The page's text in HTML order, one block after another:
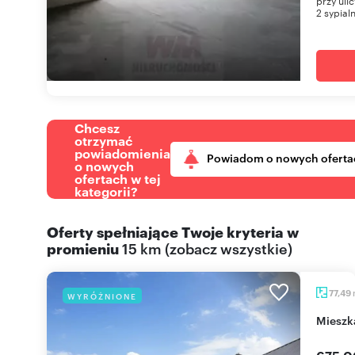
2
Chcesz
otrzymać
powiadomienia
o nowych
ofertach w tej
kategorii?
Powiadom o nowych
Oferty spełniające Twoje kryteria w
promieniu15 km (zobacz wszystkie)
WYRÓŻNIONE 77,49